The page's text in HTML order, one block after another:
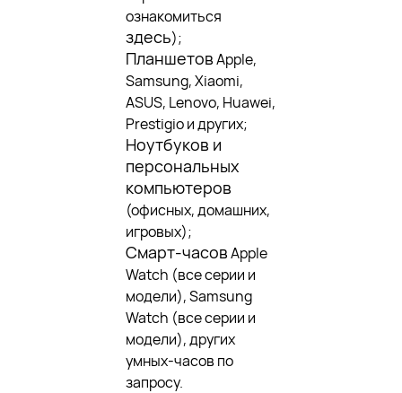
ознакомиться
здесь);
ПланшетовApple,
Samsung, Xiaomi,
ASUS, Lenovo, Huawei,
Prestigio и других;
Ноутбуков и
персональных
компьютеров
(офисных, домашних,
игровых);
Смарт-часовApple
Watch (все серии и
модели), Samsung
Watch (все серии и
модели), других
умных-часов по
запросу.